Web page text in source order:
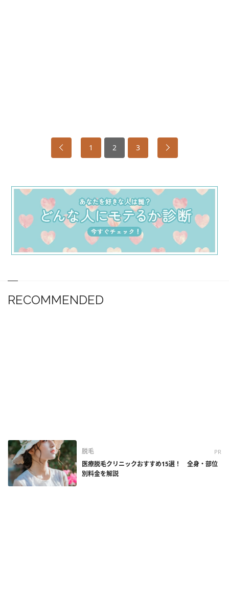
1 2 3
RECOMMENDED
脱毛 PR
医療脱毛クリニックおすすめ15選！ 全身・部位
別料金を解説